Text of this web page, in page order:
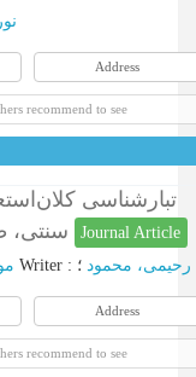
Address
recommend to see
تبارشناسی
Journal Article
Writer : رحیمی، محمود ؛
Address
recommend to see